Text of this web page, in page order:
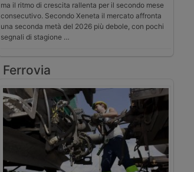
sostituisce Merlo
al vertice di
Federlogistica
denuncia lo stallo
nella
digitalizzazione
dei porti
ma il ritmo di crescita rallenta per il secondo mese
consecutivo. Secondo Xeneta il mercato affronta
una seconda metà del 2026 più debole, con pochi
segnali di stagione …
Ferrovia